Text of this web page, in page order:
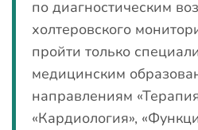
по диагностическим
холтеровского
пройти только
медицинским
направлениям
«Кардиология»,